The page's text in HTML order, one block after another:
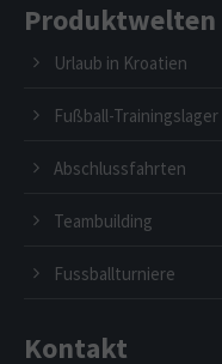
Produktwelten
Urlaub in Kroatien
Fußball-Trainingslager
Abschlussfahrten
Teambuilding
Fussballturniere
Kontakt